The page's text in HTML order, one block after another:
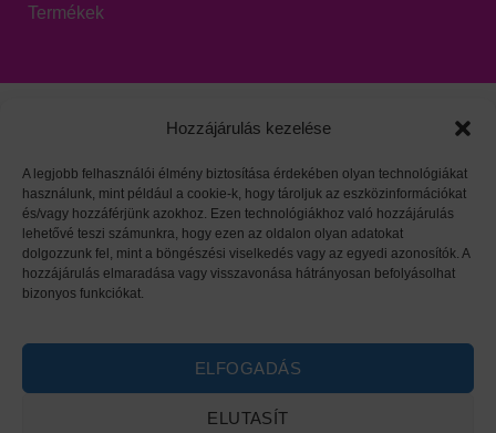
Hozzájárulás kezelése
A legjobb felhasználói élmény biztosítása érdekében olyan technológiákat
használunk, mint például a cookie-k, hogy tároljuk az eszközinformációkat
és/vagy hozzáférjünk azokhoz. Ezen technológiákhoz való hozzájárulás
lehetővé teszi számunkra, hogy ezen az oldalon olyan adatokat
dolgozzunk fel, mint a böngészési viselkedés vagy az egyedi azonosítók. A
hozzájárulás elmaradása vagy visszavonása hátrányosan befolyásolhat
bizonyos funkciókat.
ELFOGADÁS
ELUTASÍT
Termékek
Viszonteladói oldal| Adatvédelem|HARZO tárgymutató